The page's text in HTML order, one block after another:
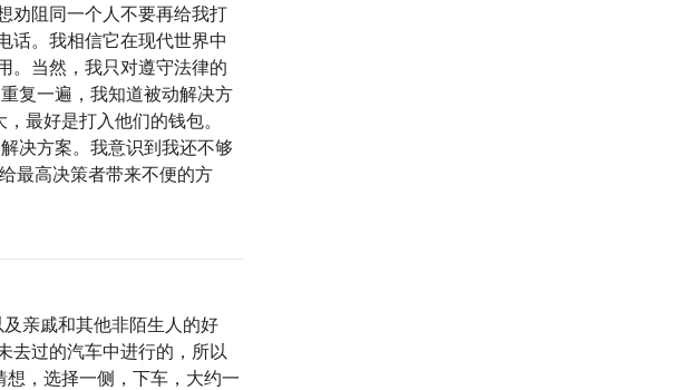
劝阻同一个人不要再给我打
话。我相信它在现代世界中
。当然，我只对遵守法律的
复一遍，我知道被动解决方
最好是打入他们的钱包。
决方案。我意识到我还不够
最高决策者带来不便的方
亲戚和其他非陌生人的好
去过的汽车中进行的，所以
，选择一侧，下车，大约一